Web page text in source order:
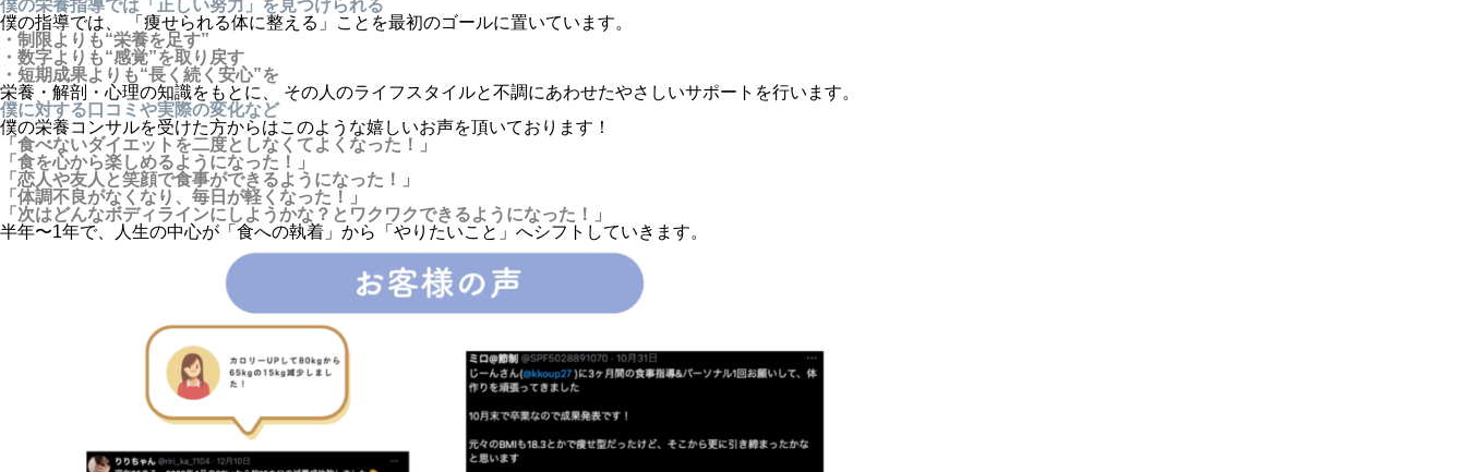
僕の栄養指導では「正しい努力」を見つけられる
僕の指導では、 「痩せられる体に整える」ことを最初のゴールに置いています。
・制限よりも“栄養を足す”
・数字よりも“感覚”を取り戻す
・短期成果よりも“長く続く安心”を
栄養・解剖・心理の知識をもとに、 その人のライフスタイルと不調にあわせたやさしいサポートを行います。
僕に対する口コミや実際の変化など
僕の栄養コンサルを受けた方からはこのような嬉しいお声を頂いております！
「食べないダイエットを二度としなくてよくなった！」
「食を心から楽しめるようになった！」
「恋人や友人と笑顔で食事ができるようになった！」
「体調不良がなくなり、毎日が軽くなった！」
「次はどんなボディラインにしようかな？とワクワクできるようになった！」
半年〜1年で、人生の中心が「食への執着」から「やりたいこと」へシフトしていきます。